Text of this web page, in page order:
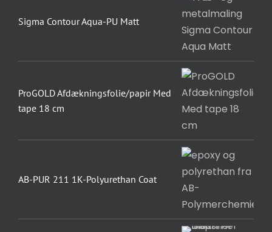
Sigma Contour Aqua-PU Matt
ProGOLD Afdækningsfolie/papir Med
tape 18 cm
AB-PUR 211 1K-Polyurethan Coat